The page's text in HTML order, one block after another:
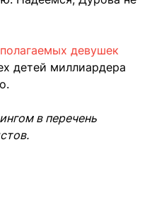
девушек
детей миллиардера
в перечень